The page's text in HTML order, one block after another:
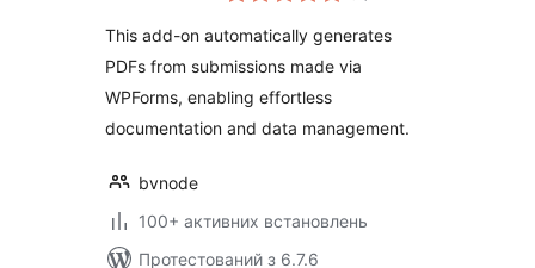
This add-on automatically generates
PDFs from submissions made via
WPForms, enabling effortless
documentation and data management.
bvnode
100+ активних встановлень
Протестований з 6.7.6